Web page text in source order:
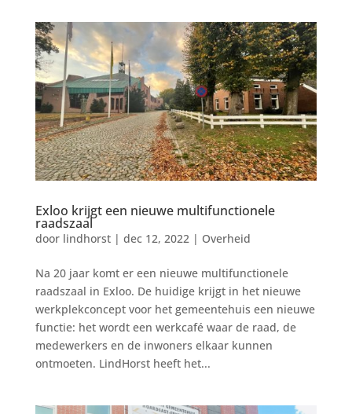
Exloo krijgt een nieuwe multifunctionele
raadszaal
door lindhorst| dec 12, 2022| Overheid
Na 20 jaar komt er een nieuwe multifunctionele
raadszaal in Exloo. De huidige krijgt in het nieuwe
werkplekconcept voor het gemeentehuis een nieuwe
functie: het wordt een werkcafé waar de raad, de
medewerkers en de inwoners elkaar kunnen
ontmoeten. LindHorst heeft het...